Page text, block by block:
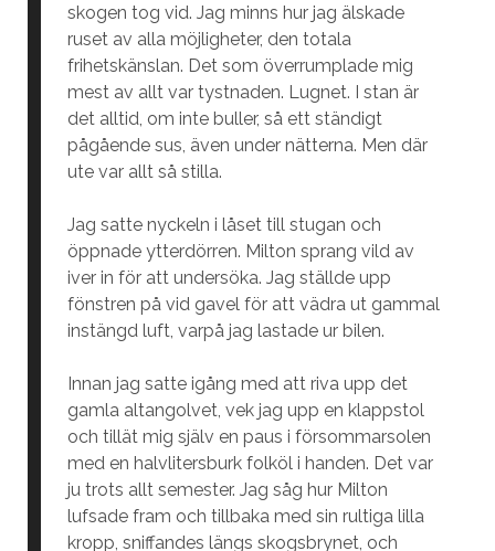
skogen tog vid. Jag minns hur jag älskade
ruset av alla möjligheter, den totala
frihetskänslan. Det som överrumplade mig
mest av allt var tystnaden. Lugnet. I stan är
det alltid, om inte buller, så ett ständigt
pågående sus, även under nätterna. Men där
ute var allt så stilla.
Jag satte nyckeln i låset till stugan och
öppnade ytterdörren. Milton sprang vild av
iver in för att undersöka. Jag ställde upp
fönstren på vid gavel för att vädra ut gammal
instängd luft, varpå jag lastade ur bilen.
Innan jag satte igång med att riva upp det
gamla altangolvet, vek jag upp en klappstol
och tillät mig själv en paus i försommarsolen
med en halvlitersburk folköl i handen. Det var
ju trots allt semester. Jag såg hur Milton
lufsade fram och tillbaka med sin rultiga lilla
kropp, sniffandes längs skogsbrynet, och